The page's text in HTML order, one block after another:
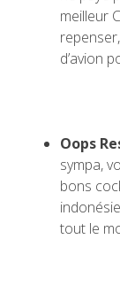
meilleur
d’avion
Oops
sympa,
bons
tout le